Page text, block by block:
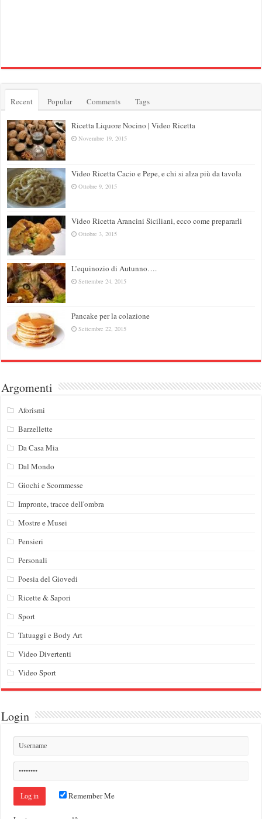
Recent Popular Comments Tags
Ricetta Liquore Nocino | Video Ricetta
Novembre 19, 2015
Video Ricetta Cacio e Pepe, e chi si alza più da tavola
Ottobre 9, 2015
Video Ricetta Arancini Siciliani, ecco come prepararli
Ottobre 3, 2015
L’equinozio di Autunno….
Settembre 24, 2015
Pancake per la colazione
Settembre 22, 2015
Argomenti
Aforismi
Barzellette
Da Casa Mia
Dal Mondo
Giochi e Scommesse
Impronte, tracce dell'ombra
Mostre e Musei
Pensieri
Personali
Poesia del Giovedi
Ricette & Sapori
Sport
Tatuaggi e Body Art
Video Divertenti
Video Sport
Login
Remember Me